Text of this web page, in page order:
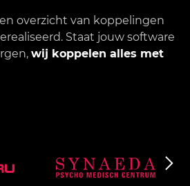
overzicht van koppelingen
Staat jouw software
wij koppelen alles met